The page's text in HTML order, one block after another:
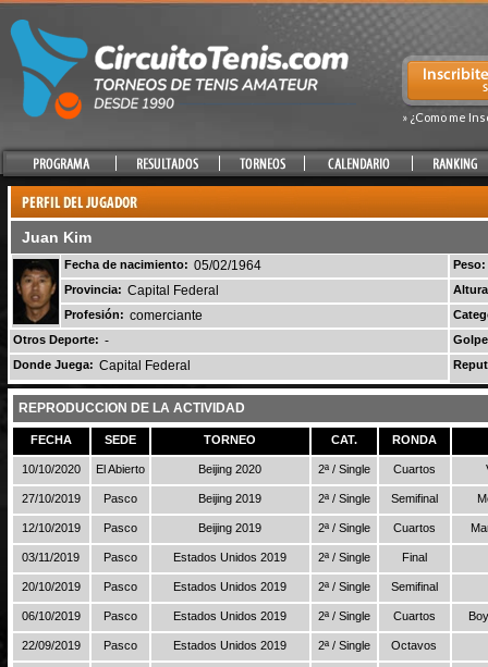
» ¿Como me
Juan Kim
Fecha de nacimiento: 05/02/1964
Peso:
Provincia: Capital Federal
Profesión: comerciante
Otros Deporte: -
Donde Juega: Capital Federal
REPRODUCCION DE LA ACTIVIDAD
FECHA SEDE TORNEO CAT. RONDA
10/10/2020 El Abierto Beijing 2020 2ª / Single Cuartos
27/10/2019 Pasco Beijing 2019 2ª / Single Semifinal
12/10/2019 Pasco Beijing 2019 2ª / Single Cuartos
03/11/2019 Pasco Estados Unidos 2019 2ª / Single Final
20/10/2019 Pasco Estados Unidos 2019 2ª / Single Semifinal
06/10/2019 Pasco Estados Unidos 2019 2ª / Single Cuartos
22/09/2019 Pasco Estados Unidos 2019 2ª / Single Octavos